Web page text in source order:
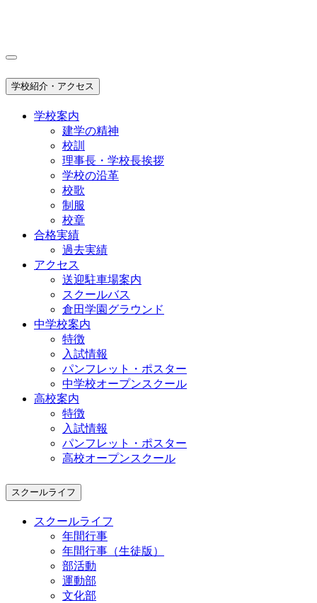
学校紹介・アクセス
学校案内
建学の精神
校訓
理事長・学校長挨拶
学校の沿革
校歌
制服
校章
合格実績
過去実績
アクセス
送迎駐車場案内
スクールバス
倉田学園グラウンド
中学校案内
特徴
入試情報
パンフレット・ポスター
中学校オープンスクール
高校案内
特徴
入試情報
パンフレット・ポスター
高校オープンスクール
スクールライフ
スクールライフ
年間行事
年間行事（生徒版）
部活動
運動部
文化部